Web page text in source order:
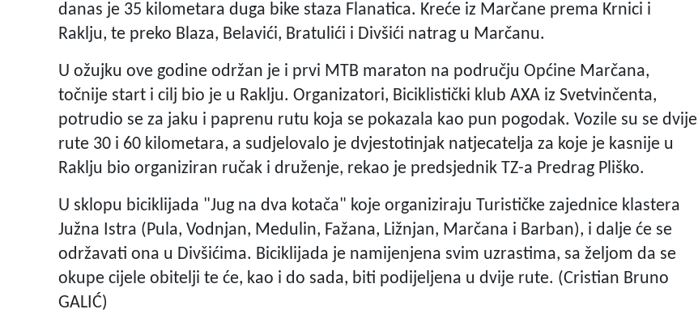
danas je 35 kilometara duga bike staza Flanatica. Kreće iz Marčane prema Krnici i
Raklju, te preko Blaza, Belavići, Bratulići i Divšići natrag u Marčanu.
U ožujku ove godine održan je i prvi MTB maraton na području Općine Marčana,
točnije start i cilj bio je u Raklju. Organizatori, Biciklistički klub AXA iz Svetvinčenta,
potrudio se za jaku i paprenu rutu koja se pokazala kao pun pogodak. Vozile su se dvije
rute 30 i 60 kilometara, a sudjelovalo je dvjestotinjak natjecatelja za koje je kasnije u
Raklju bio organiziran ručak i druženje, rekao je predsjednik TZ-a Predrag Pliško.
U sklopu biciklijada "Jug na dva kotača" koje organiziraju Turističke zajednice klastera
Južna Istra (Pula, Vodnjan, Medulin, Fažana, Ližnjan, Marčana i Barban), i dalje će se
održavati ona u Divšićima. Biciklijada je namijenjena svim uzrastima, sa željom da se
okupe cijele obitelji te će, kao i do sada, biti podijeljena u dvije rute. (Cristian Bruno
GALIĆ)